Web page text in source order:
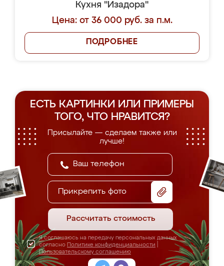
Кухня "Изадора"
Цена: от 36 000 руб. за п.м.
ПОДРОБНЕЕ
ЕСТЬ КАРТИНКИ ИЛИ ПРИМЕРЫ
ТОГО, ЧТО НРАВИТСЯ?
Присылайте — сделаем также или
лучше!
Прикрепить фото
Рассчитать стоимость
Я соглашаюсь на передачу персональных данных
согласно Политике конфиденциальности
Пользовательскому соглашению